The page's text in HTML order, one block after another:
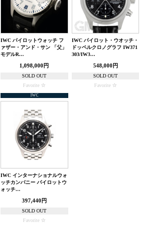
IWC パイロットウォッチ フ
ァザー・アンド・サン 「父」
モデルR…
1,098,000円
SOLD OUT
Favorite
IWC パイロット・ウオッチ・
ドッペルクロノグラフ IW371
303/IW3…
548,000円
SOLD OUT
Favorite
IWC
IWC インターナショナルウォ
ッチカンパニー パイロットウ
ォッチ…
397,440円
SOLD OUT
Favorite